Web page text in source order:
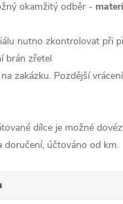
okamžitý odběr -
nutno zkontrolovat při
brán zřetel
zakázku. Pozdější
dílce je možné
doručení, účtováno od km.